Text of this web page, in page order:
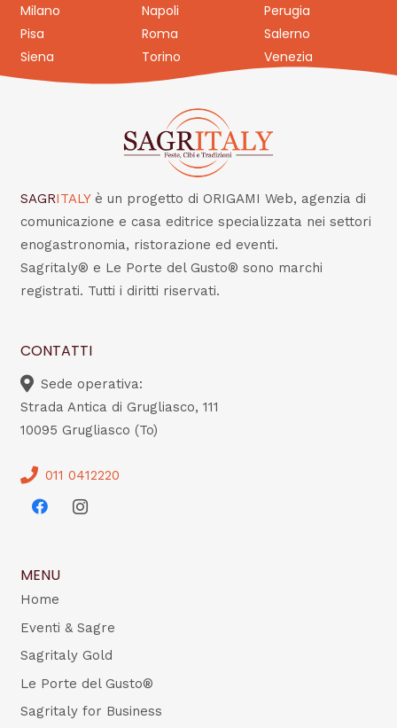
Milano
Napoli
Perugia
Pisa
Roma
Salerno
Siena
Torino Venezia
SAGRITALY è un progetto di ORIGAMI Web, agenzia di
comunicazione e casa editrice specializzata nei settori
enogastronomia, ristorazione ed eventi.
Sagritaly® e Le Porte del Gusto® sono marchi
registrati. Tutti i diritti riservati.
CONTATTI
Sede operativa:
Strada Antica di Grugliasco, 111
10095 Grugliasco (To)
011 0412220
MENU
Home
Eventi & Sagre
Sagritaly Gold
Le Porte del Gusto®
Sagritaly for Business